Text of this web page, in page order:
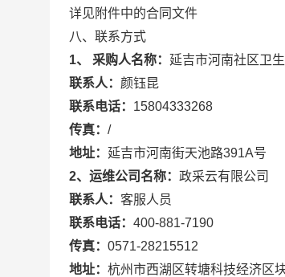
详见附件中的合同文件
八、联系方式
1、 采购人名称： 延吉市河南社区卫
联系人： 颜钰昆
联系电话： 15804333268
传真： /
地址： 延吉市河南街天池路391A号
2、运维公司名称： 政采云有限公司
联系人： 客服人员
联系电话： 400-881-7190
传真： 0571-28215512
地址： 杭州市西湖区转塘科技经济区